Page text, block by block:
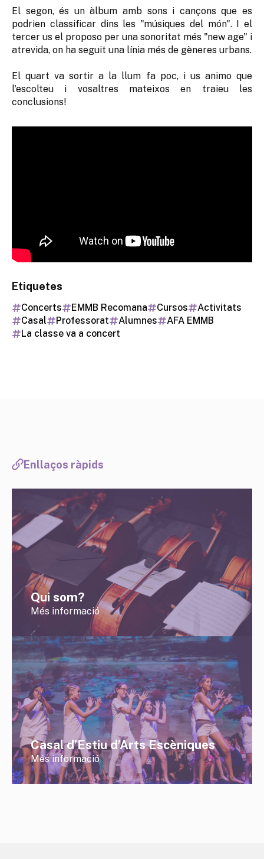
El segon, és un àlbum amb sons i cançons que es
podrien classificar dins les "músiques del món". I el
tercer us el proposo per una sonoritat més "new age" i
atrevida, on ha seguit una línia més de gèneres urbans.
El quart va sortir a la llum fa poc, i us animo que
l'escolteu i vosaltres mateixos en traieu les
conclusions!
Etiquetes
Concerts EMMB Recomana Cursos
Activitats
Casal
Professorat Alumnes
AFA EMMB
La classe va a concert
Enllaços ràpids
Qui som?
Més informació
Casal d’Estiu d’Arts Escèniques
Més informació